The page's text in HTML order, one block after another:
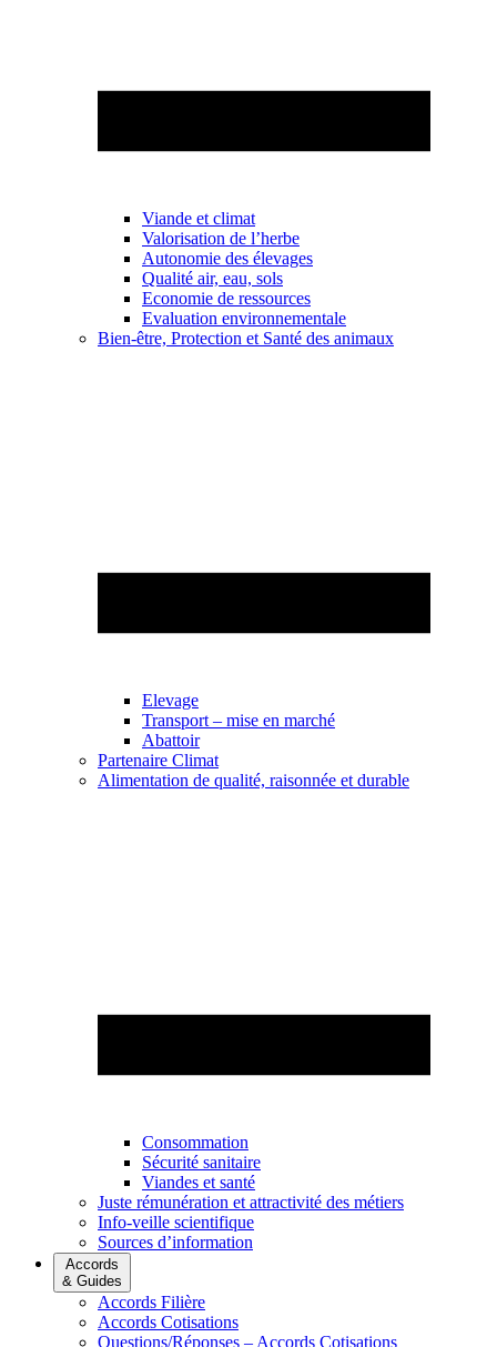
Viande et climat
Valorisation de l’herbe
Autonomie des élevages
Qualité air, eau, sols
Economie de ressources
Evaluation environnementale
Bien-être, Protection et Santé des animaux
Elevage
Transport – mise en marché
Abattoir
Partenaire Climat
Alimentation de qualité, raisonnée et durable
Consommation
Sécurité sanitaire
Viandes et santé
Juste rémunération et attractivité des métiers
Info-veille scientifique
Sources d’information
Accords
& Guides
Accords Filière
Accords Cotisations
Questions/Réponses – Accords Cotisations